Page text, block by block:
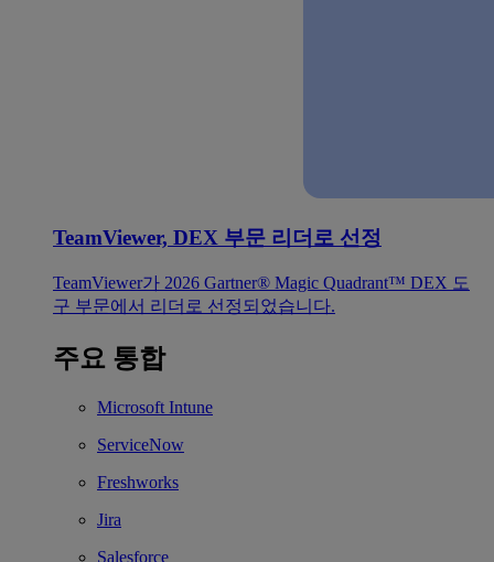
TeamViewer, DEX 부문 리더로 선정
TeamViewer가 2026 Gartner® Magic Quadrant™ DEX 도
구 부문에서 리더로 선정되었습니다.
주요 통합
Microsoft Intune
ServiceNow
Freshworks
Jira
Salesforce